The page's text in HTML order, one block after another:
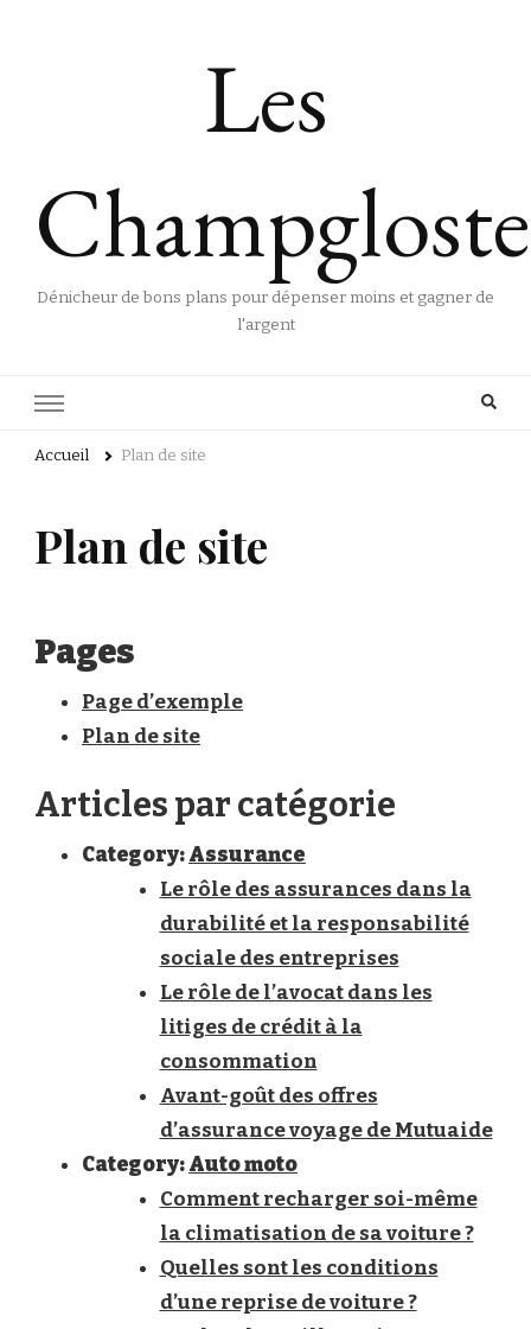
Les
Dénicheur de bons plans pour dépenser moins et gagner de
l'argent
Accueil Plan de site
Plan de site
Pages
Page d’exemple
Plan de site
Articles par catégorie
Category:Assurance
Le rôle des assurances dans la
durabilité et la responsabilité
sociale des entreprises
Le rôle de l’avocat dans les
litiges de crédit à la
consommation
Avant-goût des offres
d’assurance voyage de Mutuaide
Category:Auto moto
Comment recharger soi-même
la climatisation de sa voiture ?
Quelles sont les conditions
d’une reprise de voiture ?